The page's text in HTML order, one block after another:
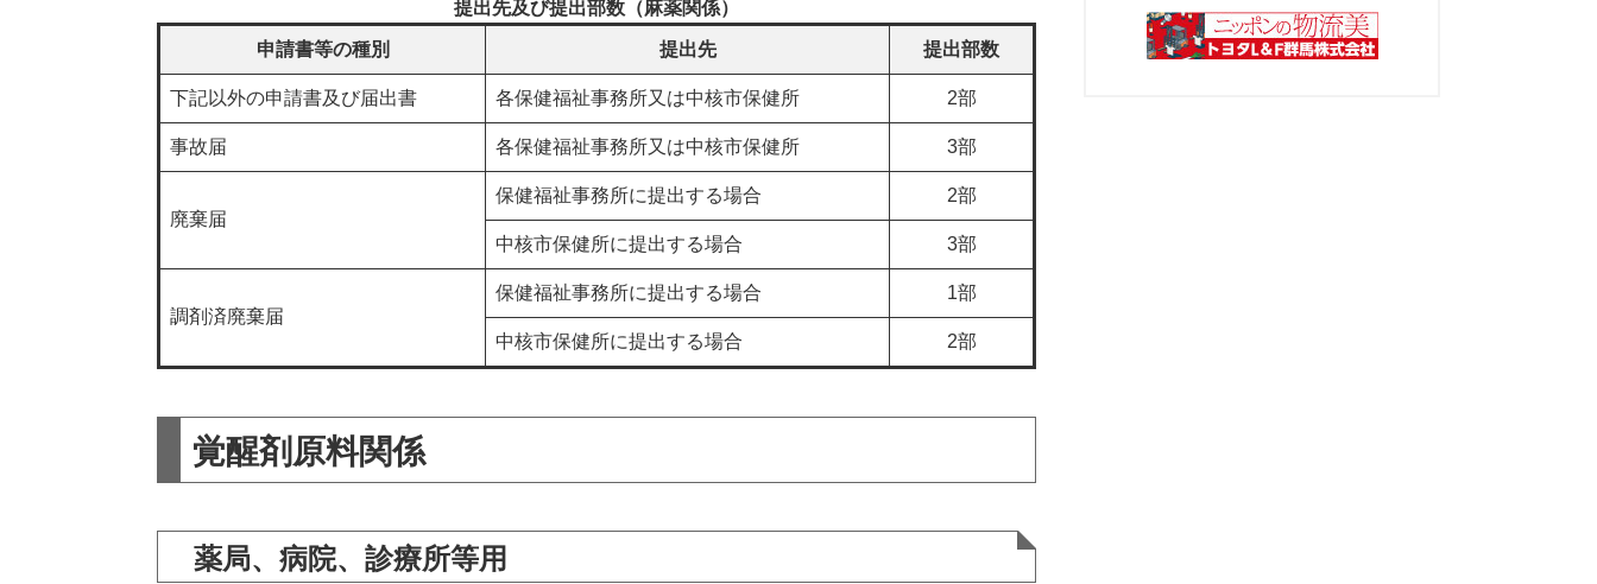
提出先及び提出部数（麻薬関係）
申請書等の種別 提出先 提出部数
下記以外の申請書及び届出書 各保健福祉事務所又は中核市保健所 2部
事故届 各保健福祉事務所又は中核市保健所 3部
廃棄届
保健福祉事務所に提出する場合 2部
中核市保健所に提出する場合 3部
調剤済廃棄届
保健福祉事務所に提出する場合 1部
中核市保健所に提出する場合 2部
覚醒剤原料関係
薬局、病院、診療所等用